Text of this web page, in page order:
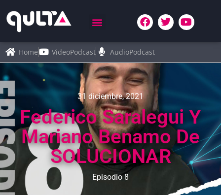
Home VideoPodcast AudioPodcast
31 diciembre, 2021
Federico Saralegui Y
Mariano Benamo De
SOLUCIONAR
Episodio 8